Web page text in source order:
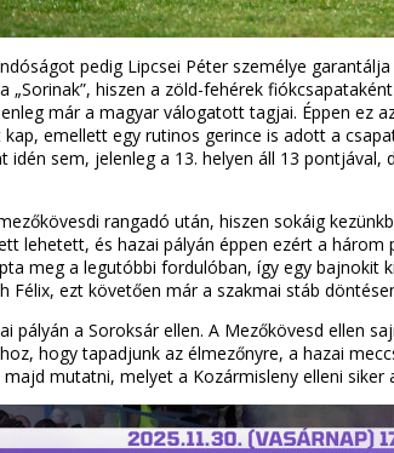
pedig Lipcsei Péter személye
hiszen a zöld-fehérek
már a magyar válogatott tagjai. Éppen ez
emellett egy rutinos gerince is adott a
sem, jelenleg a 13. helyen áll 13
rangadó után, hiszen sokáig
lehetett, és hazai pályán éppen ezért a
meg a legutóbbi fordulóban, így egy
Félix, ezt követően már a szakmai stáb
pályán a Soroksár ellen. A Mezőkövesd ellen
hogy tapadjunk az élmezőnyre, a hazai
mutatni, melyet a Kozármisleny elleni siker